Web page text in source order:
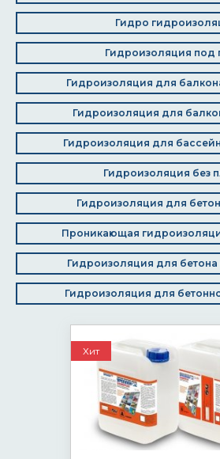
Гидро
Гидроизоляция под
Гидроизоляция для
Гидроизоляция для
Гидроизоляция для
Гидроизоляция без
Гидроизоляция для
Проникающая
Гидроизоляция для
Гидроизоляция для
Хит